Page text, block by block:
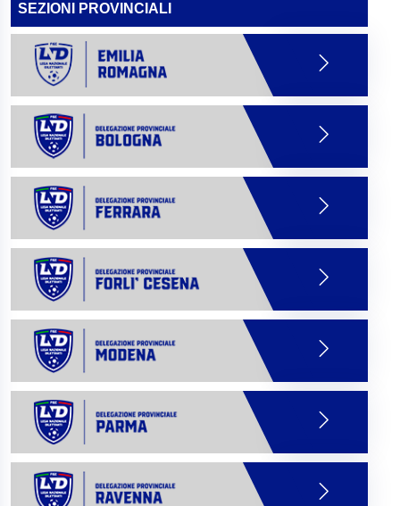
SEZIONI PROVINCIALI